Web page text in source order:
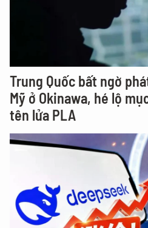
Trung Quốc bất ngờ
Mỹ ở Okinawa, hé lộ
tên lửa PLA